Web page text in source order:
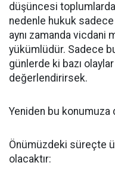
düşüncesi toplumlarda
nedenle hukuk
aynı zamanda vicdani
yükümlüdür. Sadece
günlerde ki bazı
değerlendirirsek.
Yeniden bu konumuza
Önümüzdeki süreçte
olacaktır: